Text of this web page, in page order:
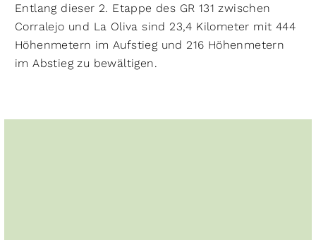
Entlang dieser 2. Etappe des GR 131 zwischen
Corralejo und La Oliva sind 23,4 Kilometer mit 444
Höhenmetern im Aufstieg und 216 Höhenmetern
im Abstieg zu bewältigen.